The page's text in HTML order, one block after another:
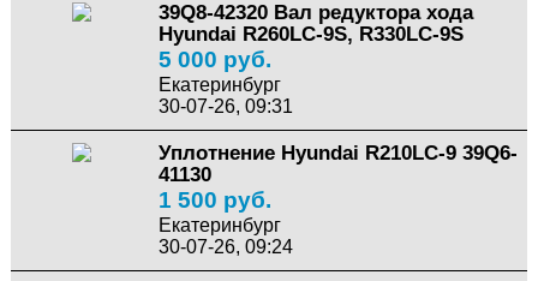
39Q8-42320 Вал редуктора хода
Hyundai R260LC-9S, R330LC-9S
5 000 руб.
Екатеринбург
30-07-26, 09:31
Уплотнение Hyundai R210LC-9 39Q6-
41130
1 500 руб.
Екатеринбург
30-07-26, 09:24